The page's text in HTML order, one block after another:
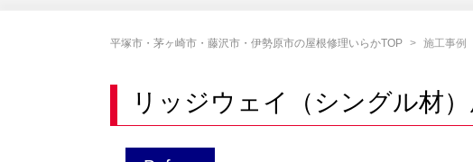
平塚市・茅ヶ崎市・藤沢市・伊勢原市の屋根修理いらかTOP 施工事例
リッジウェイ（シングル材